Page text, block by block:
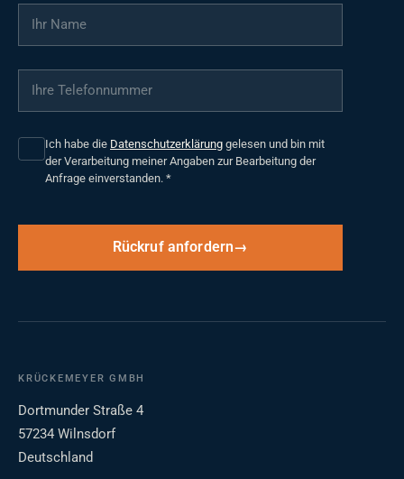
Ihr Name
Ihre Telefonnummer
Ich habe die Datenschutzerklärung gelesen und bin mit
der Verarbeitung meiner Angaben zur Bearbeitung der
Anfrage einverstanden. *
Rückruf anfordern
KRÜCKEMEYER GMBH
Dortmunder Straße 4
57234 Wilnsdorf
Deutschland